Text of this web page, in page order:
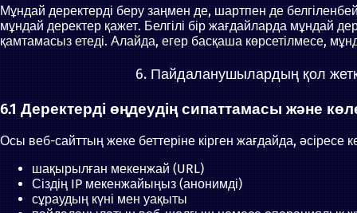
Мұндай деректерді беру заңмен де, шартпен де
мұндай деректер қажет. Белгілі бір жағдайларда мұндай
қамтамасыз етеді. Алайда, егер басқаша көрсетілмесе,
6. Пайдаланушылардың қол
6.1 Деректерді өңдеудің сипаттамасы және
Осы веб-сайттың жеке беттеріне кірген жағдайда, әсіресе
шақырылған мекенжай (URL)
Сіздің IP мекенжайыңыз (анонимді)
сұраудың күні мен уақыты